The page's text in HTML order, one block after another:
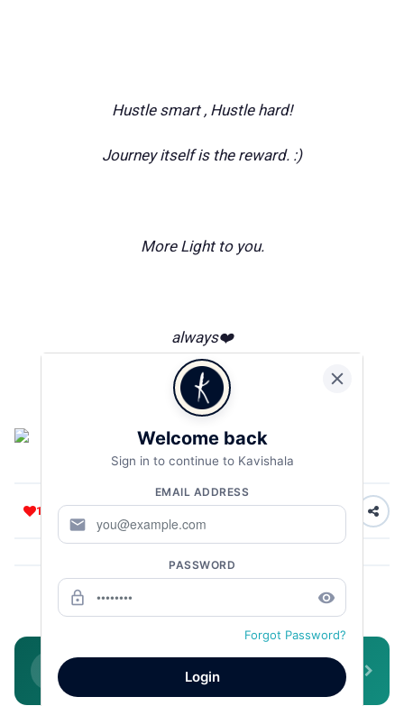
Hustle smart , Hustle hard!
Journey itself is the reward. :)
More Light to you.
always❤️
10
Join WhatsApp Community
Daily literature, poetry & stories
Welcome back
Sign in to continue to Kavishala
EMAIL ADDRESS
mail
PASSWORD
lock_outline remove_red_eye
Forgot Password?
Login